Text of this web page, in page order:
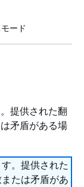
ード
提供された翻
矛盾がある場
。提供された
たは矛盾があ